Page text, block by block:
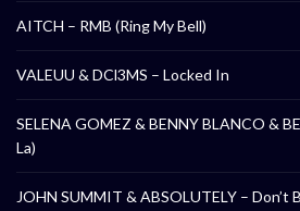
AITCH – RMB (Ring My Bell)
VALEUU & DCl3MS – Locked In
SELENA GOMEZ & BENNY BLANCO &
La)
JOHN SUMMIT & ABSOLUTELY – Don’t